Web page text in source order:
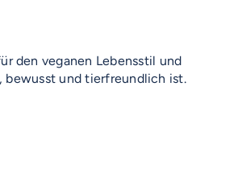
den veganen Lebensstil und
bewusst und tierfreundlich ist.